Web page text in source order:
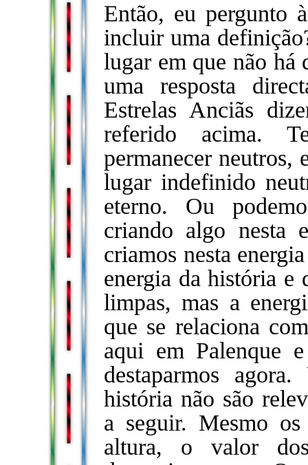
Então, eu pergunto
incluir uma
lugar em que não há
uma resposta
Estrelas Anciãs
referido acima.
permanecer neutros,
lugar indefinido
eterno. Ou
criando algo nesta
criamos nesta
energia da história e
limpas, mas a
que se relaciona
aqui em Palenque
destaparmos
história não são
a seguir. Mesmo
altura, o valor